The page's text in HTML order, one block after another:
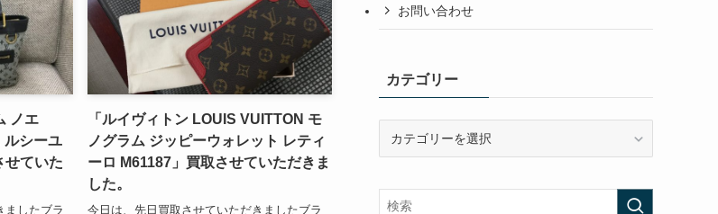
ノエ
ルシーユ
せていた
ましたブラ
「ルイヴィトン LOUIS VUITTON モ
ノグラム ジッピーウォレット レティ
ーロ M61187」買取させていただきま
した。
今日は、先日買取させていただきましたブラ
お問い合わせ
カテゴリー
リ
ー